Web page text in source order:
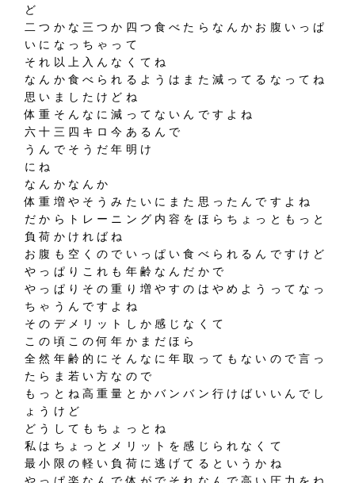
ど
二つかな三つか四つ食べたらなんかお腹いっぱ
いになっちゃって
それ以上入んなくてね
なんか食べられるようはまた減ってるなってね
思いましたけどね
体重そんなに減ってないんですよね
六十三四キロ今あるんで
うんでそうだ年明け
にね
なんかなんか
体重増やそうみたいにまた思ったんですよね
だからトレーニング内容をほらちょっともっと
負荷かければね
お腹も空くのでいっぱい食べられるんですけど
やっぱりこれも年齢なんだかで
やっぱりその重り増やすのはやめようってなっ
ちゃうんですよね
そのデメリットしか感じなくて
この頃この何年かまだほら
全然年齢的にそんなに年取ってもないので言っ
たらま若い方なので
もっとね高重量とかバンバン行けばいいんでし
ょうけど
どうしてもちょっとね
私はちょっとメリットを感じられなくて
最小限の軽い負荷に逃げてるというかね